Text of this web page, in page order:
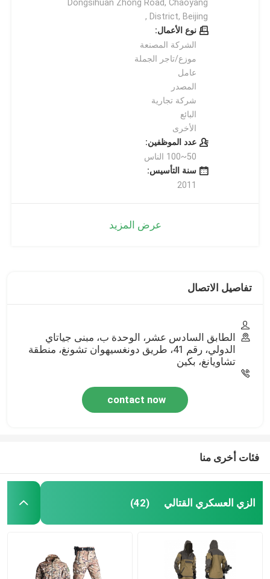
Dongsihuan Zhong Road, Chaoyang
District, Beijing ,
نوع الأعمال:
الشركة المصنعة
موزع/تاجر الجملة
عامل
المصدر
شركة تجارية
البائع
الأخرى
عدد الموظفين:
50~100 الناس
سنة التأسيس:
2011
عرض المزيد
تفاصيل الاتصال
الطابق السادس عشر، الوحدة ب، مبنى جياتاي
الدولي، رقم 41، طريق دونغسيهوان تشونغ، منطقة
تشاويانغ، بكين
contact now
فئات أخرى منا
الزي العسكري القتالي (42)